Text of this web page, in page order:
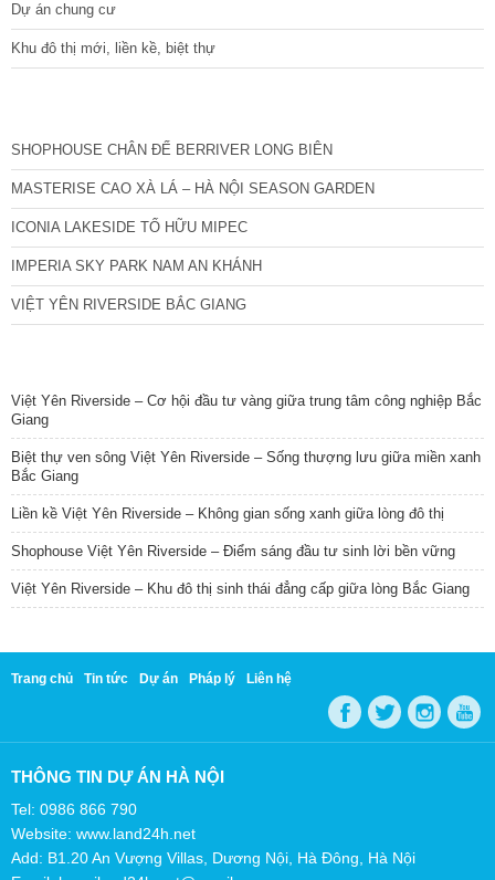
Dự án chung cư
Khu đô thị mới, liền kề, biệt thự
SHOPHOUSE CHÂN ĐẾ BERRIVER LONG BIÊN
MASTERISE CAO XÀ LÁ – HÀ NỘI SEASON GARDEN
ICONIA LAKESIDE TỐ HỮU MIPEC
IMPERIA SKY PARK NAM AN KHÁNH
VIỆT YÊN RIVERSIDE BẮC GIANG
Việt Yên Riverside – Cơ hội đầu tư vàng giữa trung tâm công nghiệp Bắc
Giang
Biệt thự ven sông Việt Yên Riverside – Sống thượng lưu giữa miền xanh
Bắc Giang
Liền kề Việt Yên Riverside – Không gian sống xanh giữa lòng đô thị
Shophouse Việt Yên Riverside – Điểm sáng đầu tư sinh lời bền vững
Việt Yên Riverside – Khu đô thị sinh thái đẳng cấp giữa lòng Bắc Giang
Trang chủ Tin tức Dự án Pháp lý Liên hệ
THÔNG TIN DỰ ÁN HÀ NỘI
Tel: 0986 866 790
Website: www.land24h.net
Add: B1.20 An Vượng Villas, Dương Nội, Hà Đông, Hà Nội